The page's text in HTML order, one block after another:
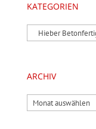
KATEGORIEN
Kategorien
ARCHIV
Archiv